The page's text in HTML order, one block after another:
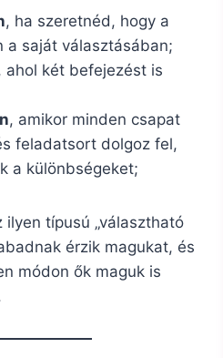
, ha szeretnéd, hogy a
a saját választásában;
ahol két befejezést is
, amikor minden csapat
feladatsort dolgoz fel,
a különbségeket;
típusú „választható
érzik magukat, és
módon ők maguk is